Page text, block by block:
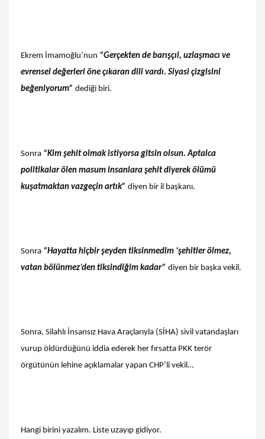
Ekrem İmamoğlu’nun “Gerçekten de barışçıl, uzlaşmacı ve
evrensel değerleri öne çıkaran dili vardı. Siyasi çizgisini
beğeniyorum” dediği biri.
Sonra “Kim şehit olmak istiyorsa gitsin olsun. Aptalca
politikalar ölen masum insanlara şehit diyerek ölümü
kuşatmaktan vazgeçin artık” diyen bir il başkanı.
Sonra “Hayatta hiçbir şeyden tiksinmedim ‘şehitler ölmez,
vatan bölünmez’den tiksindiğim kadar” diyen bir başka vekil.
Sonra, Silahlı İnsansız Hava Araçlarıyla (SİHA) sivil vatandaşları
vurup öldürdüğünü iddia ederek her fırsatta PKK terör
örgütünün lehine açıklamalar yapan CHP’li vekil…
Hangi birini yazalım. Liste uzayıp gidiyor.